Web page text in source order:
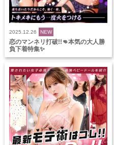
2025.12.26 NEW
恋のマンネリ打破!!👊本気の大人勝
負下着特集✨